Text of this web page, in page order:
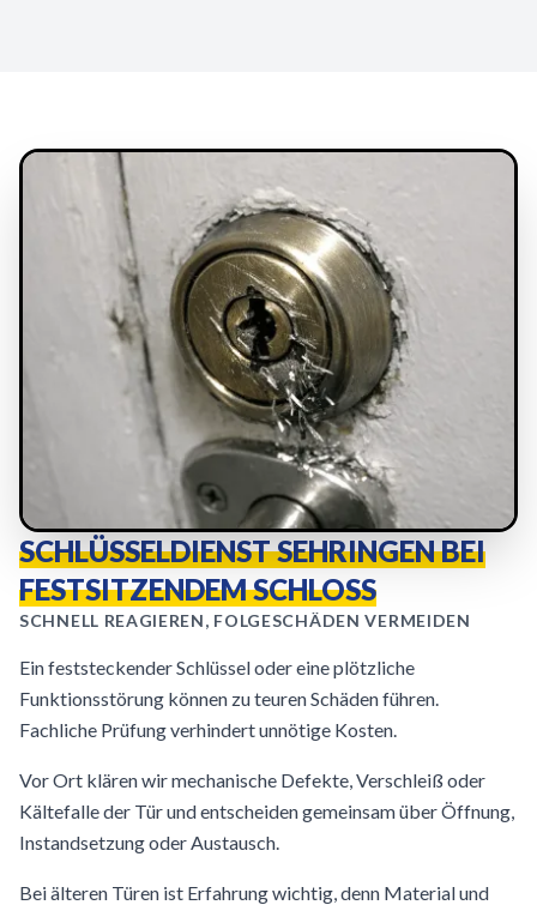
SCHLÜSSELDIENST SEHRINGEN BEI
FESTSITZENDEM SCHLOSS
SCHNELL REAGIEREN, FOLGESCHÄDEN VERMEIDEN
Ein feststeckender Schlüssel oder eine plötzliche
Funktionsstörung können zu teuren Schäden führen.
Fachliche Prüfung verhindert unnötige Kosten.
Vor Ort klären wir mechanische Defekte, Verschleiß oder
Kältefalle der Tür und entscheiden gemeinsam über Öffnung,
Instandsetzung oder Austausch.
Bei älteren Türen ist Erfahrung wichtig, denn Material und